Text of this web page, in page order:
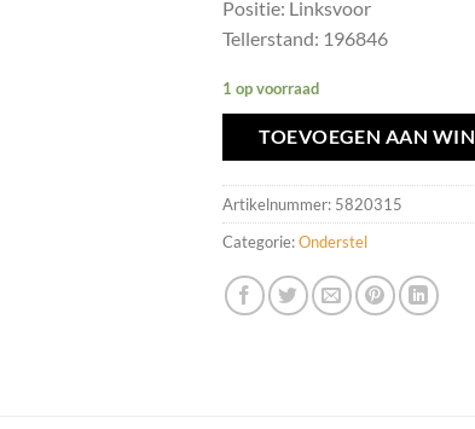
Positie: Linksvoor
Tellerstand: 196846
1 op voorraad
TOEVOEGEN AAN
Artikelnummer: 5820315
Categorie:Onderstel